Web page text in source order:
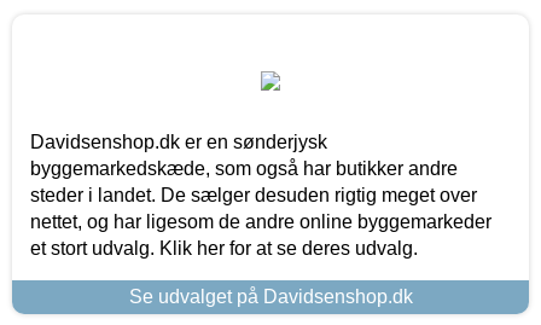
Davidsenshop.dk er en sønderjysk
byggemarkedskæde, som også har butikker andre
steder i landet. De sælger desuden rigtig meget over
nettet, og har ligesom de andre online byggemarkeder
et stort udvalg. Klik her for at se deres udvalg.
Se udvalget på Davidsenshop.dk